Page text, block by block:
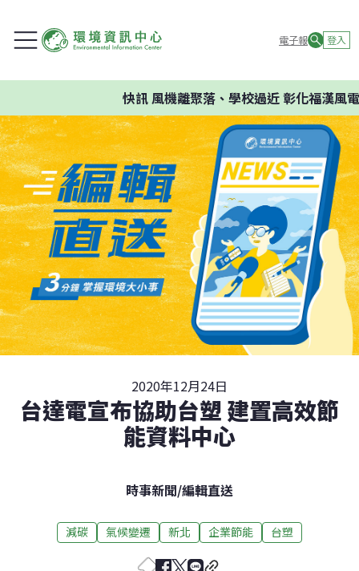
電子報 登入
快訊風機離聚落、學校過近 彰化福漢風電
2020年12月24日
台達電宣布協助台塑 建置高效節
能資料中心
時事新聞/編輯直送
減碳 氣候變遷 新北 企業節能 台塑